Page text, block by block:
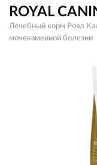
ROYAL
Лечебный корм Роял
мочекаменной болезни